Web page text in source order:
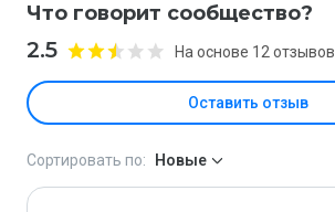
Что говорит сообщество?
2.5 На основе 12 отзывов
Оставить отзыв
Сортировать по: Новые